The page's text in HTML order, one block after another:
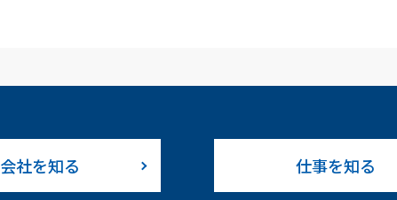
会社を知る 仕事を知る